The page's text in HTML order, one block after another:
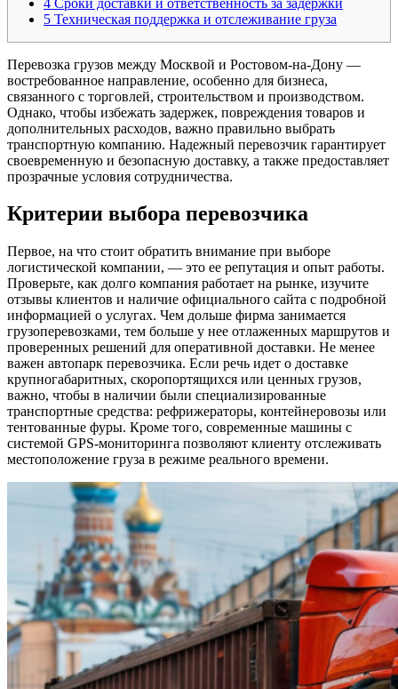
5 Техническая поддержка и отслеживание груза
Перевозка грузов между Москвой и Ростовом-на-Дону —
востребованное направление, особенно для бизнеса,
связанного с торговлей, строительством и производством.
Однако, чтобы избежать задержек, повреждения товаров и
дополнительных расходов, важно правильно выбрать
транспортную компанию. Надежный перевозчик гарантирует
своевременную и безопасную доставку, а также предоставляет
прозрачные условия сотрудничества.
Критерии выбора перевозчика
Первое, на что стоит обратить внимание при выборе
логистической компании, — это ее репутация и опыт работы.
Проверьте, как долго компания работает на рынке, изучите
отзывы клиентов и наличие официального сайта с подробной
информацией о услугах. Чем дольше фирма занимается
грузоперевозками, тем больше у нее отлаженных маршрутов и
проверенных решений для оперативной доставки. Не менее
важен автопарк перевозчика. Если речь идет о доставке
крупногабаритных, скоропортящихся или ценных грузов,
важно, чтобы в наличии были специализированные
транспортные средства: рефрижераторы, контейнеровозы или
тентованные фуры. Кроме того, современные машины с
системой GPS-мониторинга позволяют клиенту отслеживать
местоположение груза в режиме реального времени.